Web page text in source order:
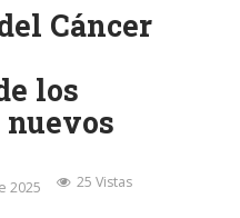
Cáncer
los
2025 25 Vistas